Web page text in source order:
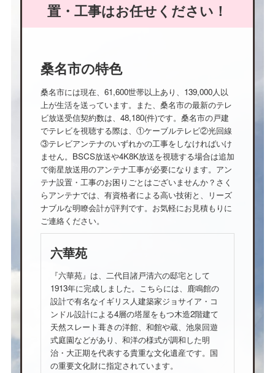
置・工事はお任せください！
桑名市の特色
桑名市には現在、61,600世帯以上あり、139,000人以
上が生活を送っています。また、桑名市の最新のテレ
ビ放送受信契約数は、48,180(件)です。桑名市の戸建
でテレビを視聴する際は、①ケーブルテレビ②光回線
③テレビアンテナのいずれかの工事をしなければいけ
ません。BSCS放送や4K8K放送を視聴する場合は追加
で衛星放送用のアンテナ工事が必要になります。アン
テナ設置・工事のお困りごとはございませんか？さく
らアンテナでは、有資格者による高い技術と、リーズ
ナブルな明瞭会計が評判です。お気軽にお見積もりに
ご連絡ください。
六華苑
『六華苑』は、二代目諸戸清六の邸宅として
1913年に完成しました。こちらには、鹿鳴館の
設計で有名なイギリス人建築家ジョサイア・コ
ンドル設計による4層の塔屋をもつ木造2階建て
天然スレート葺きの洋館、和館や蔵、池泉回遊
式庭園などがあり、和洋の様式が調和した明
治・大正期を代表する貴重な文化遺産です。国
の重要文化財に指定されています。